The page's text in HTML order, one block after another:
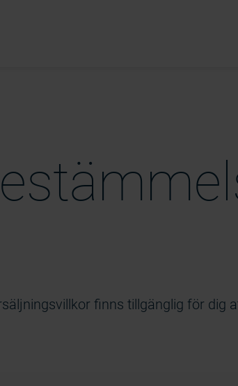
finns tillgänglig för dig